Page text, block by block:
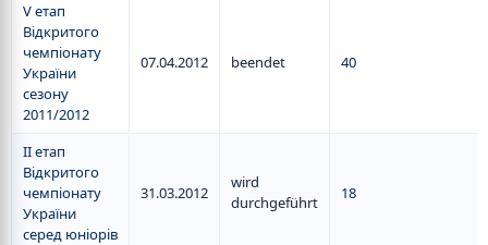
V етап
Відкритого
чемпіонату
України
сезону
2011/2012
07.04.2012 beendet 40
II етап
Відкритого
чемпіонату
України
серед юніорів
31.03.2012
wird
durchgeführt
18